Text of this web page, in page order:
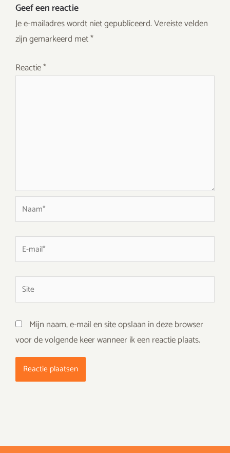
Geef een reactie
Je e-mailadres wordt niet gepubliceerd.Vereiste velden
zijn gemarkeerd met*
Reactie*
Naam*
mail*
Site
Mijn naam, e-mail en site opslaan in deze browser
voor de volgende keer wanneer ik een reactie plaats.